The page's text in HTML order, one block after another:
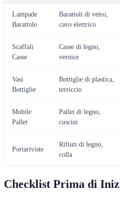
Lampade
Barattolo
Barattoli di vetro,
cavo elettrico
Scaffali
Casse
Casse di legno,
vernice
Vasi
Bottiglie
Bottiglie di plastica,
terriccio
Mobile
Pallet
Pallet di legno,
cuscini
Portariviste
Rifiuti di legno,
colla
Checklist Prima di